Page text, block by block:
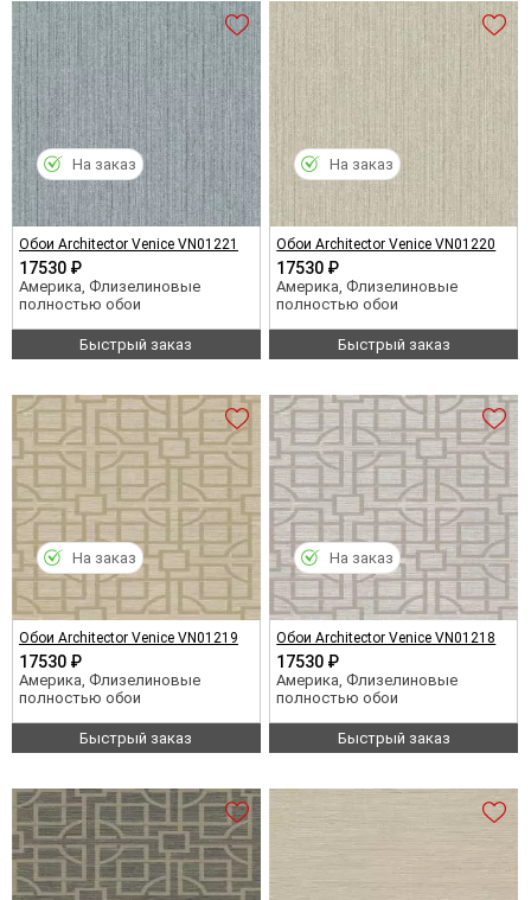
Обои Architector Venice VN01221
17530 ₽
Америка, Флизелиновые
полностью обои
Быстрый заказ
На заказ
Обои Architector Venice VN01220
17530 ₽
Америка, Флизелиновые
полностью обои
Быстрый заказ
На заказ
Обои Architector Venice VN01219
17530 ₽
Америка, Флизелиновые
полностью обои
Быстрый заказ
На заказ
Обои Architector Venice VN01218
17530 ₽
Америка, Флизелиновые
полностью обои
Быстрый заказ
На заказ